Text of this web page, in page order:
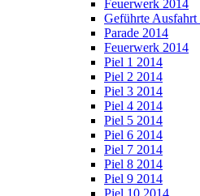
Feuerwerk 2014
Geführte Ausfahrt
Parade 2014
Feuerwerk 2014
Piel 1 2014
Piel 2 2014
Piel 3 2014
Piel 4 2014
Piel 5 2014
Piel 6 2014
Piel 7 2014
Piel 8 2014
Piel 9 2014
Piel 10 2014